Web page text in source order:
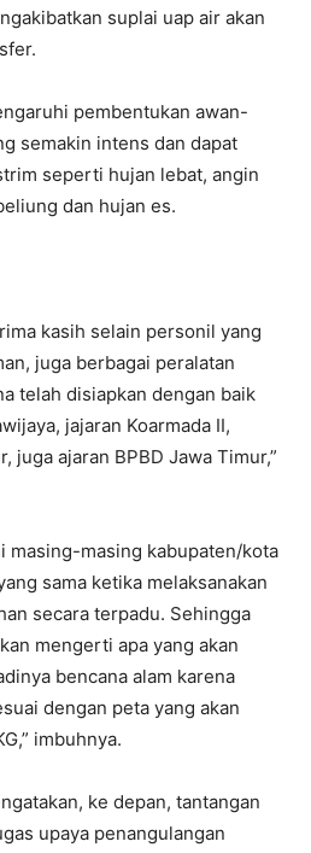
suplai uap air akan
pembentukan awan-
semakin intens dan dapat
seperti hujan lebat, angin
dan hujan es.
kasih selain personil yang
juga berbagai peralatan
telah disiapkan dengan baik
jajaran Koarmada II,
juga ajaran BPBD Jawa Timur,”
masing-masing kabupaten/kota
sama ketika melaksanakan
secara terpadu. Sehingga
mengerti apa yang akan
bencana alam karena
dengan peta yang akan
imbuhnya.
ke depan, tantangan
upaya penangulangan